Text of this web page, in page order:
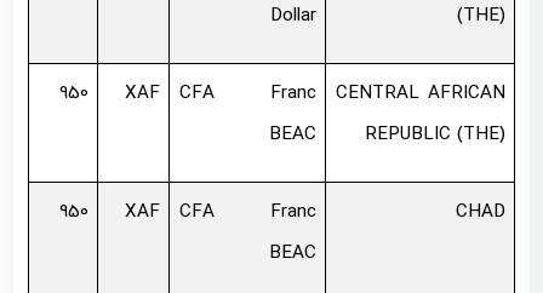
(THE)
Dollar
CENTRAL AFRICAN
REPUBLIC (THE)
CFA Franc
BEAC
XAF
950
CHAD
CFA Franc
BEAC
XAF
950